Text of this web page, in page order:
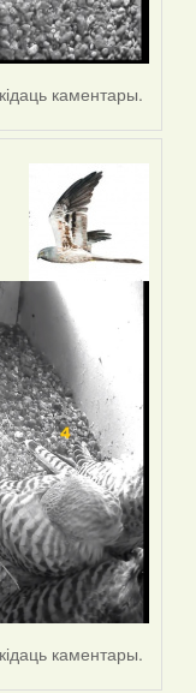
каментары.
каментары.